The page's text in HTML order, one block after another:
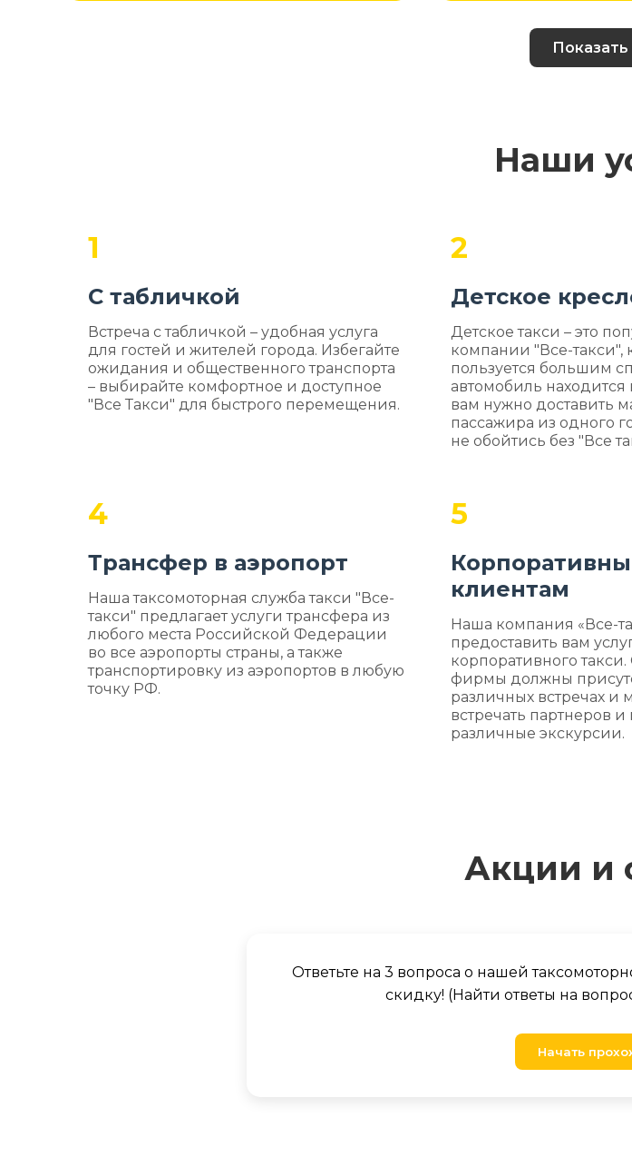
Наши
1
С табличкой
Встреча с табличкой – удобная услуга
для гостей и жителей города. Избегайте
ожидания и общественного транспорта
– выбирайте комфортное и доступное
"Все Такси" для быстрого перемещения.
2
Детское
Детское такси – это
компании "Все-такси",
пользуется большим
автомобиль
вам нужно доставить
пассажира из одного
не обойтись без "Все
4
Трансфер в аэропорт
Наша таксомоторная служба такси "Все-
такси" предлагает услуги трансфера из
любого места Российской Федерации
во все аэропорты страны, а также
транспортировку из аэропортов в любую
точку РФ.
5
клиентам
Наша компания «Все-
предоставить вам
корпоративного
фирмы должны
различных встречах и
встречать партнеров
различные экскурсии.
Акции и
Ответьте на 3 вопроса о нашей
скидку! (Найти ответы на
Начать